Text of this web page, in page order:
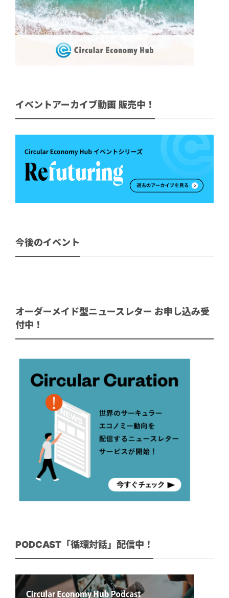
イベントアーカイブ動画 販売中！
今後のイベント
オーダーメイド型ニュースレター お申し込み受
付中！
PODCAST「循環対話」配信中！